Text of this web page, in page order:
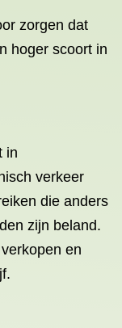
zorgen dat
hoger scoort in
in
verkeer
die anders
zijn beland.
en